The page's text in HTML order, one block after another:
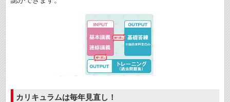
カリキュラムは毎年見直し！